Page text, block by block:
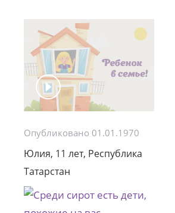
Опубликовано 01.01.1970
Юлия, 11 лет, Республика
Татарстан